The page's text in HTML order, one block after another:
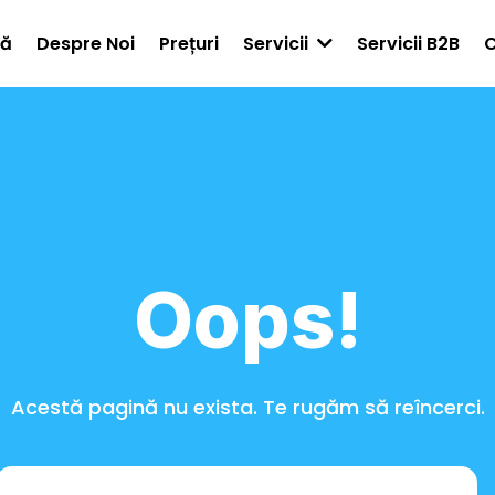
Despre Noi Prețuri Servicii Servicii B2B
Oops!
Acestă pagină nu exista. Te rugăm să reîncerci.